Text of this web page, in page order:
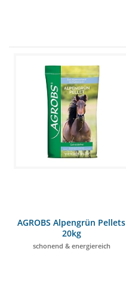
AGROBS Alpengrün Pellets
20kg
schonend & energiereich